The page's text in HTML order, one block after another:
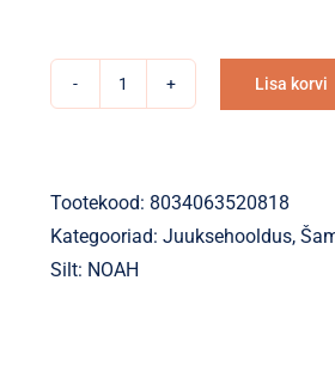
musta
pipra
ja
Lisa korvi
Alternative:
Tootekood: 8034063520818
Kategooriad: Juuksehooldus,
Silt: NOAH